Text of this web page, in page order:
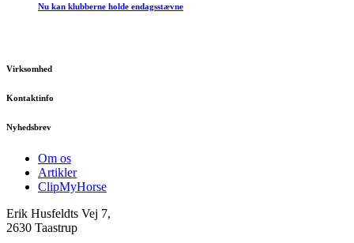
Nu kan klubberne holde endagsstævne
Virksomhed
Kontaktinfo
Nyhedsbrev
Om os
Artikler
ClipMyHorse
Erik Husfeldts Vej 7,
2630 Taastrup